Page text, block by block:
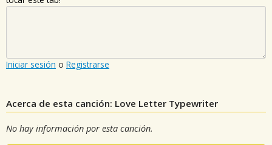
Iniciar sesión o Registrarse
Acerca de esta canción: Love Letter Typewriter
No hay información por esta canción.